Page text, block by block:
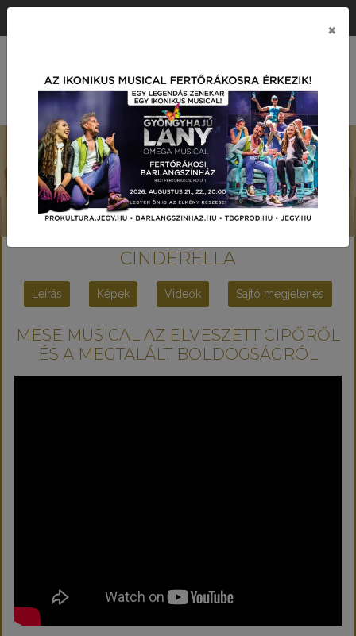
MENÜ
CINDERELLA
Leírás Képek Videók Sajtó megjelenés
MESE MUSICAL AZ ELVESZETT CIPŐRŐL
ÉS A MEGTALÁLT BOLDOGSÁGRÓL
×